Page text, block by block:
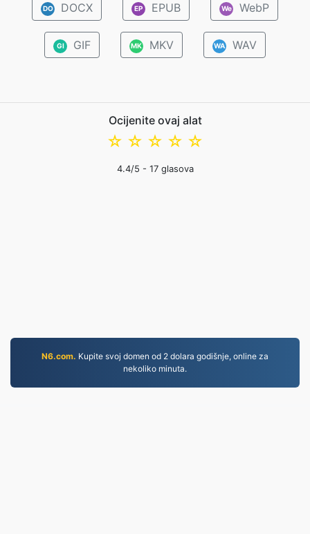
DO DOCX EP EPUB We WebP
GI GIF MK MKV WA WAV
Ocijenite ovaj alat
☆
☆
☆
☆
☆
4.4/5 - 17glasova
N6.com. Kupite svoj domen od 2 dolara godišnje, online za
nekoliko minuta.